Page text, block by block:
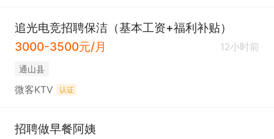
追光电竞招聘保洁（基本工资+福利补贴）
3000-3500元/月
12小时前
通山县
微客KTV 认证
招聘做早餐阿姨